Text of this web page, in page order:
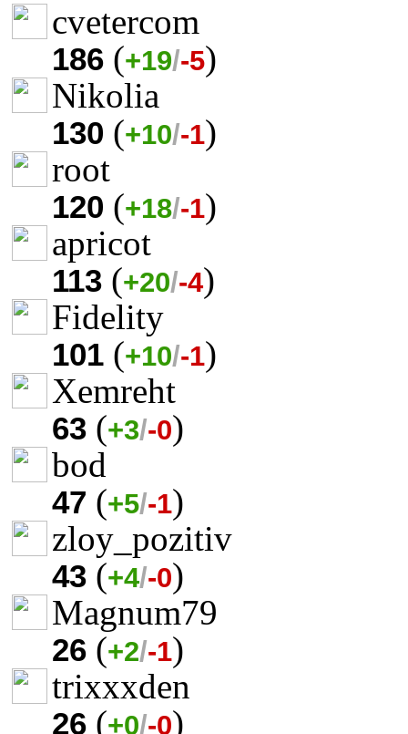
cvetercom
186 (+19/-5)
Nikolia
130 (+10/-1)
root
120 (+18/-1)
apricot
113 (+20/-4)
Fidelity
101 (+10/-1)
Xemreht
63 (+3/-0)
bod
47 (+5/-1)
zloy_pozitiv
43 (+4/-0)
Magnum79
26 (+2/-1)
trixxxden
26 (+0/-0)